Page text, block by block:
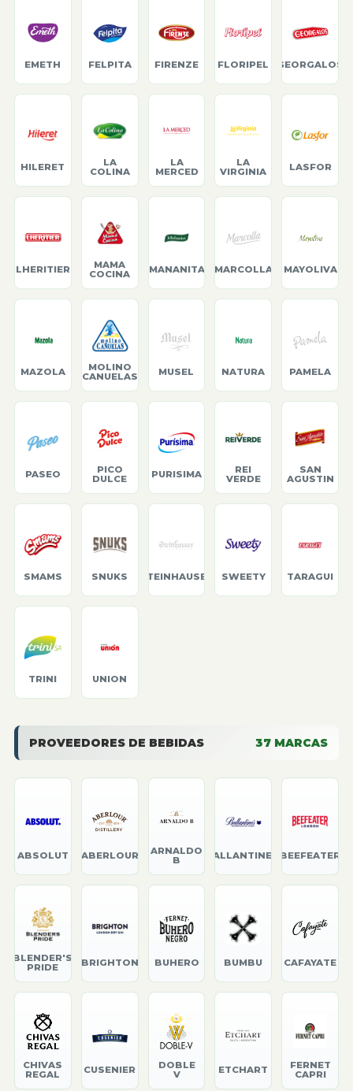
EMETH FELPITA FIRENZE FLORIPEL GEORGALOS
HILERET
LA
COLINA
LA
MERCED
LA
VIRGINIA
LASFOR
LHERITIER
MAMA
COCINA
MANANITA MARCOLLA MAYOLIVA
MAZOLA
MOLINO
CANUELAS
MUSEL NATURA PAMELA
PASEO
PICO
DULCE
PURISIMA
REI
VERDE
SAN
AGUSTIN
SMAMS SNUKS STEINHAUSER SWEETY TARAGUI
TRINI UNION
PROVEEDORES DE BEBIDAS 37 MARCAS
ABSOLUT ABERLOUR
ARNALDO
B
BALLANTINE'S BEEFEATER
BLENDER'S
PRIDE
BRIGHTON BUHERO BUMBU CAFAYATE
CHIVAS
REGAL
CUSENIER
DOBLE
V
ETCHART
FERNET
CAPRI